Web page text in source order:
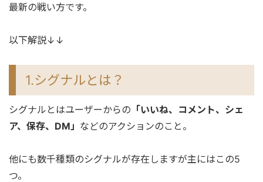
最新の戦い方です。
以下解説↓↓
1.シグナルとは？
シグナルとはユーザーからの 「いいね、コメント、シェ
ア、保存、DM」 などのアクションのこと。
他にも数千種類のシグナルが存在しますが主にはこの5
つ。